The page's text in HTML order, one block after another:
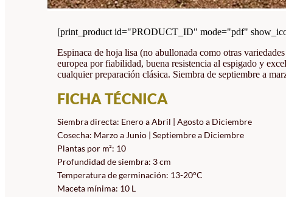
[print_product id="PRODUCT_ID" mode="pdf"
Espinaca de hoja lisa (no abullonada como otras
europea por fiabilidad, buena resistencia al espigado y
cualquier preparación clásica. Siembra de septiembre a
FICHA TÉCNICA
Siembra directa: Enero a Abril | Agosto a Diciembre
Cosecha: Marzo a Junio | Septiembre a Diciembre
Plantas por m²: 10
Profundidad de siembra: 3 cm
Temperatura de germinación: 13-20°C
Maceta mínima: 10 L